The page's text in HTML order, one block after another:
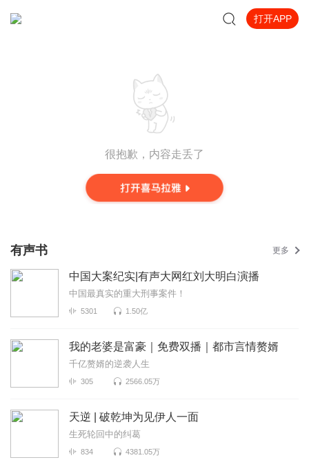
打开APP
很抱歉，内容走丢了
有声书 更多
中国大案纪实|有声大网红刘大明白演播
中国最真实的重大刑事案件！
5301 1.50亿
我的老婆是富豪｜免费双播｜都市言情赘婿
千亿赘婿的逆袭人生
305 2566.05万
天逆 | 破乾坤为见伊人一面
生死轮回中的纠葛
834 4381.05万